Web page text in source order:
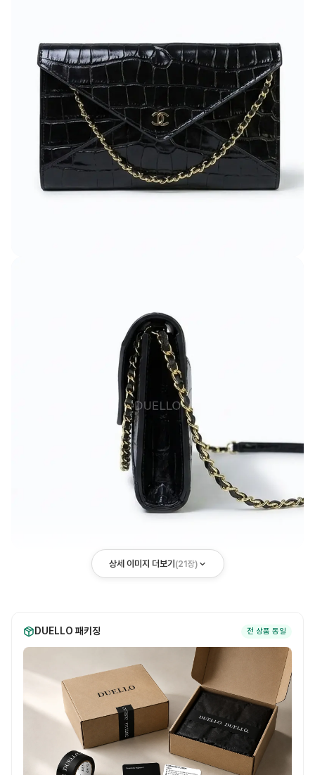
상세 이미지 더보기 (21장)
DUELLO 패키징 전 상품 동일